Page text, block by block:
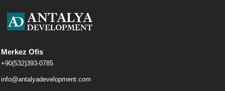
Merkez Ofis
+90(532)393-0785
info@antalyadevelopment.com